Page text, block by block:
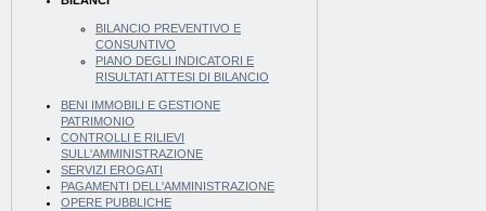
BILANCIO PREVENTIVO E
CONSUNTIVO
PIANO DEGLI INDICATORI E
RISULTATI ATTESI DI BILANCIO
BENI IMMOBILI E GESTIONE
PATRIMONIO
CONTROLLI E RILIEVI
SULL'AMMINISTRAZIONE
SERVIZI EROGATI
PAGAMENTI DELL'AMMINISTRAZIONE
OPERE PUBBLICHE